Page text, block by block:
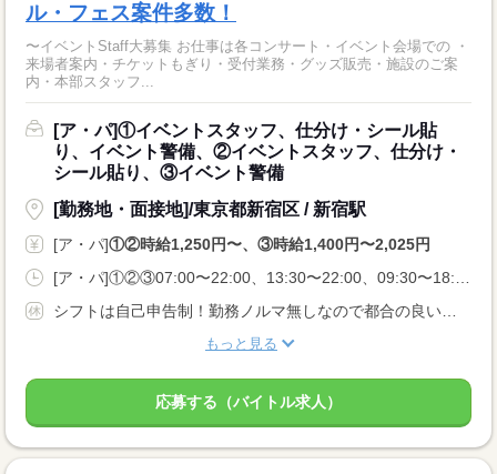
ル・フェス案件多数！
〜イベントStaff大募集 お仕事は各コンサート・イベント会場での ・
来場者案内・チケットもぎり・受付業務・グッズ販売・施設のご案
内・本部スタッフ...
[ア・パ]①イベントスタッフ、仕分け・シール貼
り、イベント警備、②イベントスタッフ、仕分け・
シール貼り、③イベント警備
[勤務地・面接地]/東京都新宿区 / 新宿駅
[ア・パ]①②時給1,250円〜、③時給1,400円〜2,025円
[ア・パ]①②③07:00〜22:00、13:30〜22:00、09:30〜18:00
シフトは自己申告制！勤務ノルマ無しなので都合の良い日に勤務ができます！休日設定も自由！
もっと見る
応募する（バイトル求人）